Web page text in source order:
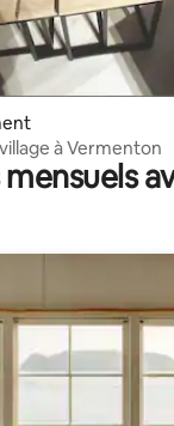
à Vermenton